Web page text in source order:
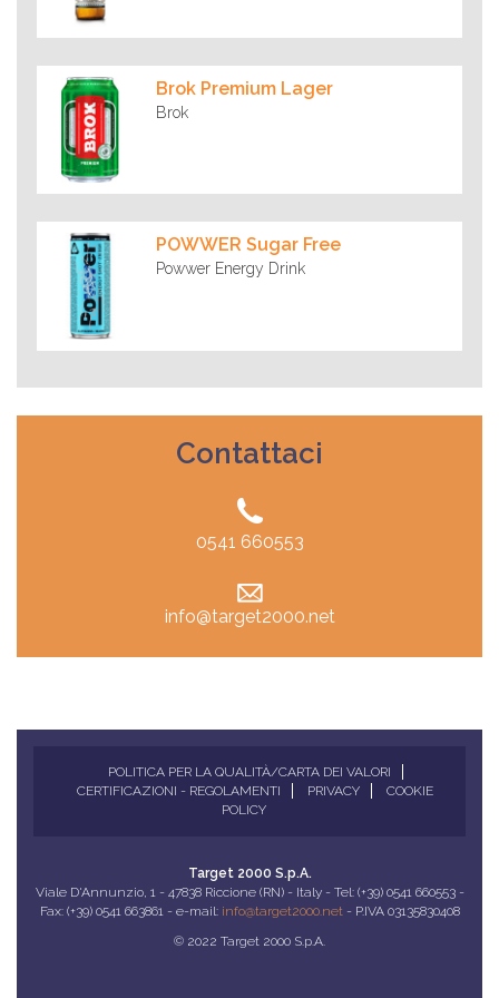
Brok Premium Lager
Brok
POWWER Sugar Free
Powwer Energy Drink
Contattaci
0541 660553
info@target2000.net
POLITICA PER LA QUALITÀ/CARTA DEI VALORI
CERTIFICAZIONI - REGOLAMENTI
PRIVACY
COOKIE
POLICY
Target 2000 S.p.A.
Viale D'Annunzio, 1 - 47838 Riccione (RN) - Italy - Tel: (+39) 0541 660553 -
Fax: (+39) 0541 663861 - e-mail: info@target2000.net - P.IVA 03135830408
© 2022 Target 2000 S.p.A.